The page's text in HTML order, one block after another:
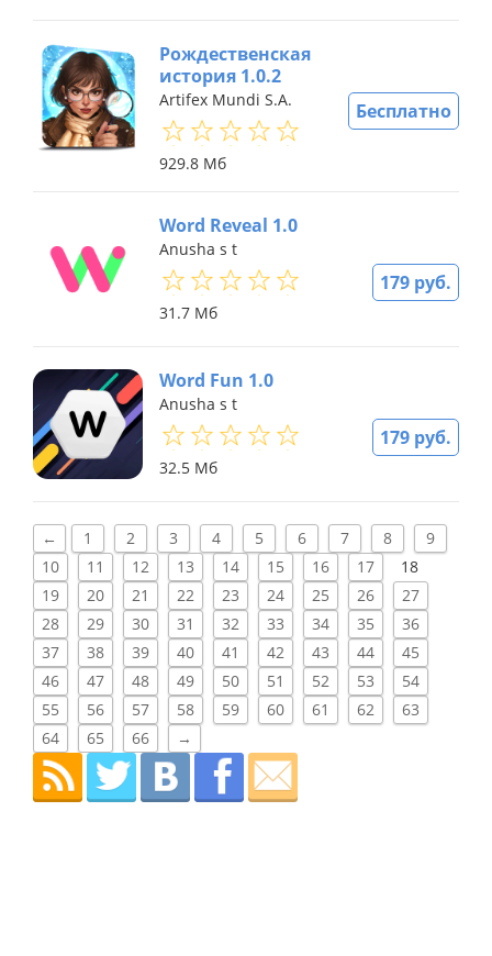
Бесплатно
Рождественская
история 1.0.2
Artifex Mundi S.A.
929.8 Мб
179 руб.
Word Reveal 1.0
Anusha s t
31.7 Мб
179 руб.
Word Fun 1.0
Anusha s t
32.5 Мб
← 1 2 3 4 5 6 7 8
9
10
11 12 13 14 15 16 17
18
19
20 21 22 23 24 25 26
27
28
29 30 31 32 33 34 35
36
37
38 39 40 41 42 43 44
45
46
47 48 49 50 51 52 53
54
55
56 57 58 59 60 61 62
63
64
65 66 →